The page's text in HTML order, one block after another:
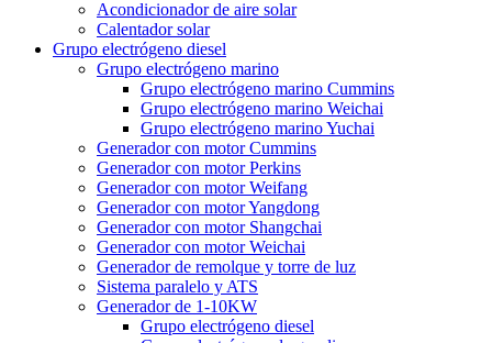
Acondicionador de aire solar
Calentador solar
Grupo electrógeno diesel
Grupo electrógeno marino
Grupo electrógeno marino Cummins
Grupo electrógeno marino Weichai
Grupo electrógeno marino Yuchai
Generador con motor Cummins
Generador con motor Perkins
Generador con motor Weifang
Generador con motor Yangdong
Generador con motor Shangchai
Generador con motor Weichai
Generador de remolque y torre de luz
Sistema paralelo y ATS
Generador de 1-10KW
Grupo electrógeno diesel